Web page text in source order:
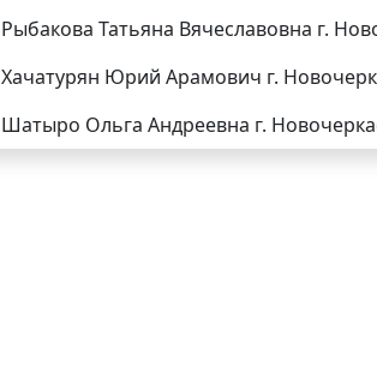
Рыбакова Татьяна Вячеславовна г.
Хачатурян Юрий Арамович г.
Шатыро Ольга Андреевна г.